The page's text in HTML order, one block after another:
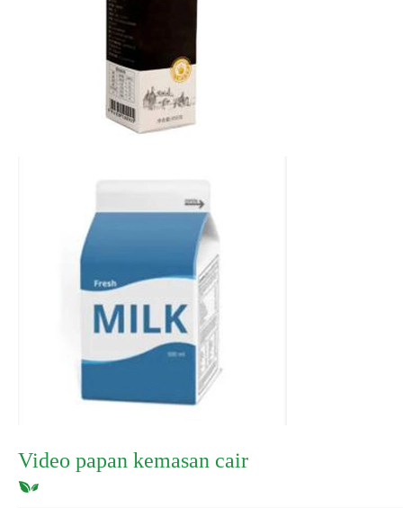
Video papan kemasan cair